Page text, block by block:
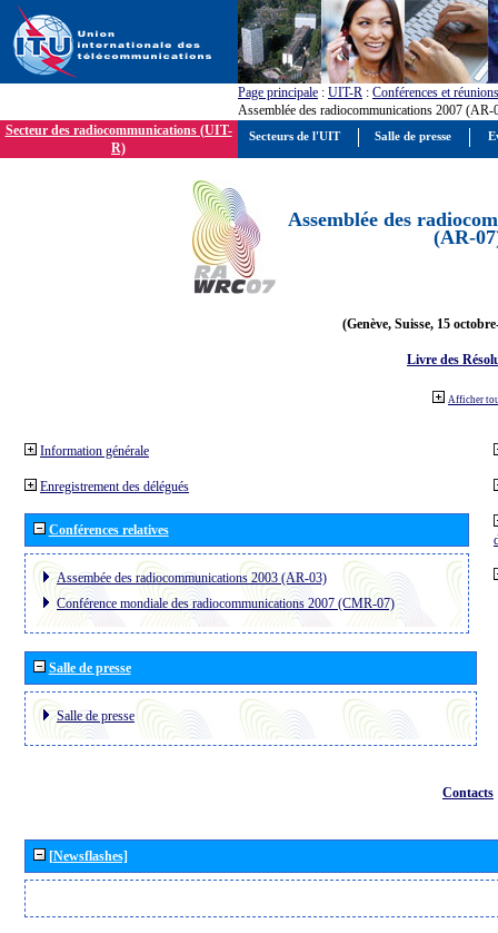
Page principale : UIT-R : Conférences et réunions
Assemblée des radiocommunications 2007 (AR-
Secteur des radiocommunications (UIT-
R)
Assemblée des
(AR-
(Genève, Suisse, 15
Livre des
Afficher
Information générale
Enregistrement des délégués
Conférences relatives
Assembée des radiocommunications 2003 (AR-03)
Conférence mondiale des radiocommunications 2007 (CMR-07)
Salle de presse
Salle de presse
Contacts
[Newsflashes]
Secteurs de l'UIT Salle de presse